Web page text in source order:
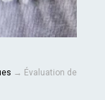
→ Évaluation de